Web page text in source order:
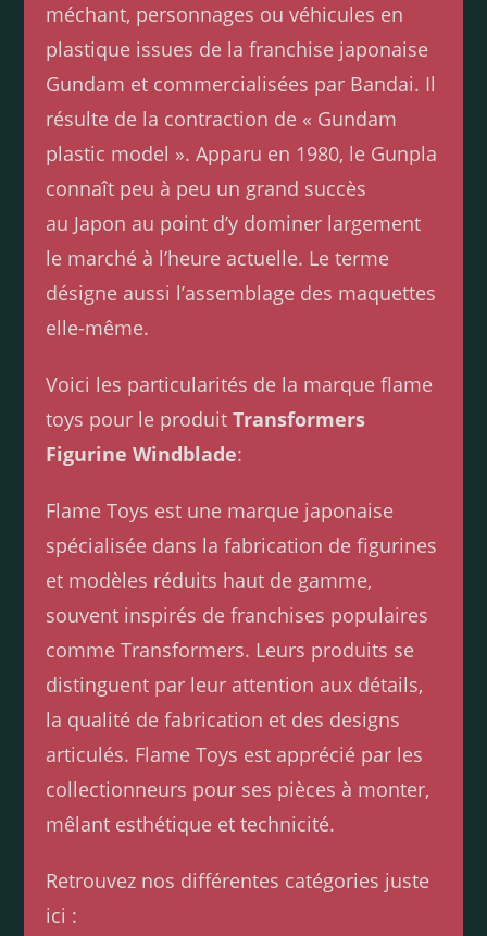
méchant, personnages ou véhicules en
plastique issues de la franchise japonaise
Gundam et commercialisées par Bandai. Il
résulte de la contraction de « Gundam
plastic model ». Apparu en 1980, le Gunpla
connaît peu à peu un grand succès
au Japon au point d’y dominer largement
le marché à l’heure actuelle. Le terme
désigne aussi l’assemblage des maquettes
elle-même.
Voici les particularités de la marque flame
toys pour le produitTransformers
Figurine Windblade:
Flame Toys est une marque japonaise
spécialisée dans la fabrication de figurines
et modèles réduits haut de gamme,
souvent inspirés de franchises populaires
comme Transformers. Leurs produits se
distinguent par leur attention aux détails,
la qualité de fabrication et des designs
articulés. Flame Toys est apprécié par les
collectionneurs pour ses pièces à monter,
mêlant esthétique et technicité.
Retrouvez nos différentes catégories juste
ici :